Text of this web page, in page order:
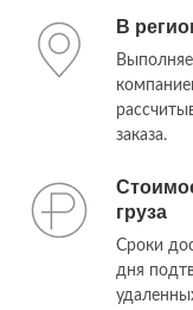
В
заказа.
груза
Сроки
дня